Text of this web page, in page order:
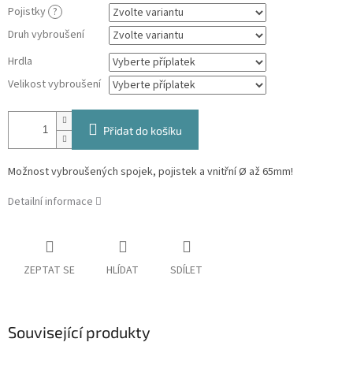
Pojistky ?
Druh vybroušení
Hrdla
Velikost vybroušení
Přidat do košíku
Možnost vybroušených spojek, pojistek a vnitřní Ø až 65mm!
Detailní informace
ZEPTAT SE HLÍDAT SDÍLET
Související produkty